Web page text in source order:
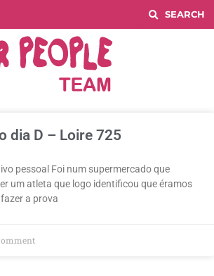
dia D – Loire 725
pessoal Foi num supermercado que
um atleta que logo identificou que éramos
a prova